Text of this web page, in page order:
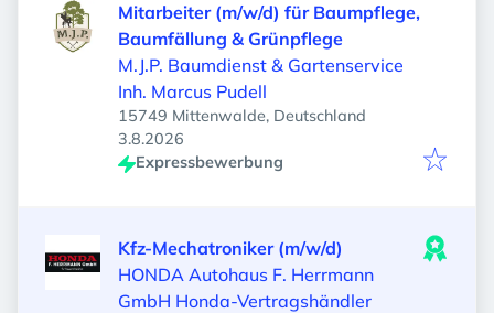
Mitarbeiter (m/w/d) für Baumpflege,
Baumfällung & Grünpflege
M.J.P. Baumdienst & Gartenservice
Inh. Marcus Pudell
15749 Mittenwalde, Deutschland
Veröffentlicht
3.8.2026
Expressbewerbung
Kfz-Mechatroniker (m/w/d)
HONDA Autohaus F. Herrmann
GmbH Honda-Vertragshändler